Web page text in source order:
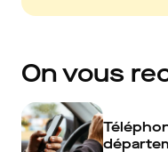
On vous